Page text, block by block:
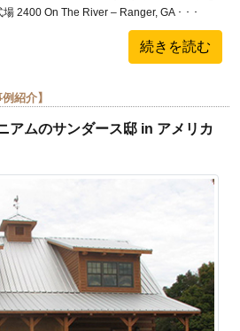
2400 On The River – Ranger, GA ･ ･ ･
続きを読む
例紹介
アムのサンダース邸 in アメリカ